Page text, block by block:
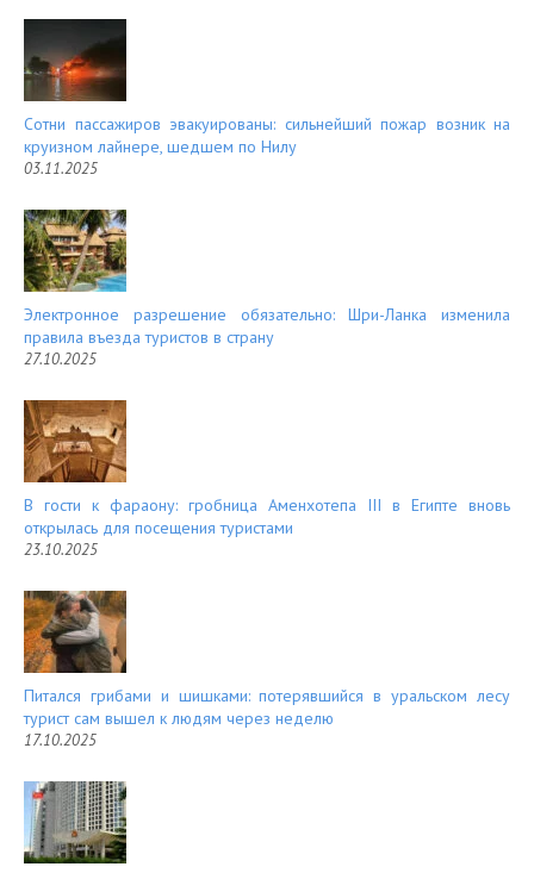
Сотни пассажиров эвакуированы: сильнейший пожар возник на
круизном лайнере, шедшем по Нилу
03.11.2025
Электронное разрешение обязательно: Шри-Ланка изменила
правила въезда туристов в страну
27.10.2025
В гости к фараону: гробница Аменхотепа III в Египте вновь
открылась для посещения туристами
23.10.2025
Питался грибами и шишками: потерявшийся в уральском лесу
турист сам вышел к людям через неделю
17.10.2025